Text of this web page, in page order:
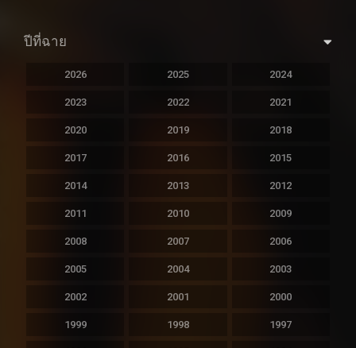
ปีที่ฉาย
2026 2025 2024
2023 2022 2021
2020 2019 2018
2017 2016 2015
2014 2013 2012
2011 2010 2009
2008 2007 2006
2005 2004 2003
2002 2001 2000
1999 1998 1997